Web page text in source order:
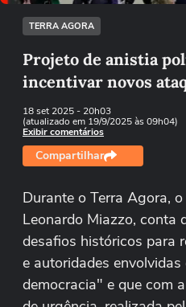
TERRA AGORA
Projeto de anistia
incentivar novos
18 set 2025- 20h03
(atualizado em 19/9/2025 às 09h04)
Exibir comentários
Compartilhar
Durante o Terra Agora,
Leonardo Miazzo, conta
desafios históricos para
e autoridades
democracia" e que com